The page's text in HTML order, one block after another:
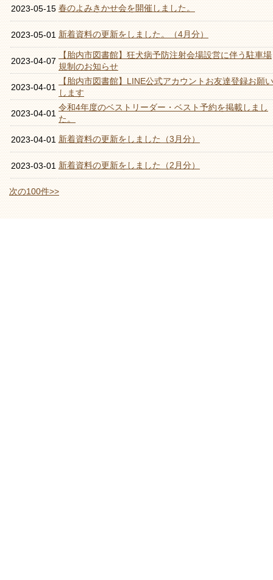
2023-05-15 春のよみきかせ会を開催しました。
2023-05-01 新着資料の更新をしました。（4月分）
2023-04-07
【胎内市図書館】狂犬病予防注射会場設営に伴う駐車場
規制のお知らせ
2023-04-01
【胎内市図書館】LINE公式アカウントお友達登録お願い
します
2023-04-01
令和4年度のベストリーダー・ベスト予約を掲載しまし
た。
2023-04-01 新着資料の更新をしました（3月分）
2023-03-01 新着資料の更新をしました（2月分）
次の100件>>